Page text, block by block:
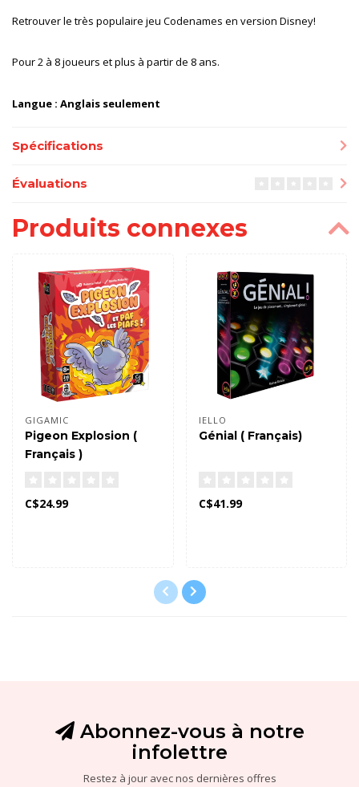
Retrouver le très populaire jeu Codenames en version Disney!
Pour 2 à 8 joueurs et plus à partir de 8 ans.
Langue : Anglais seulement
Spécifications
Évaluations
Produits connexes
GIGAMIC
Pigeon Explosion (
Français )
C$24.99
IELLO
Génial ( Français)
C$41.99
Abonnez-vous à notre
infolettre
Restez à jour avec nos dernières offres